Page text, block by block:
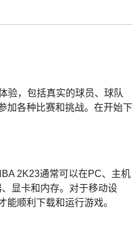
验，包括真实的球员、球队
加各种比赛和挑战。在开始下
2K23通常可以在PC、主机
显卡和内存。对于移动设
顺利下载和运行游戏。